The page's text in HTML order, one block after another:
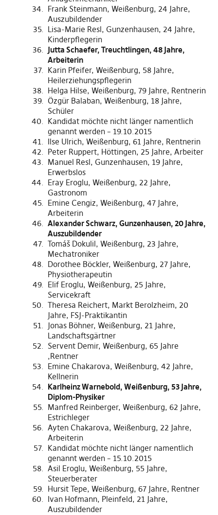
Frank Steinmann, Weißenburg, 24 Jahre,
Auszubildender
Lisa-Marie Resl, Gunzenhausen, 24 Jahre,
Kinderpflegerin
Jutta Schaefer, Treuchtlingen, 48 Jahre,
Arbeiterin
Karin Pfeifer, Weißenburg, 58 Jahre,
Heilerziehungspflegerin
Helga Hilse, Weißenburg, 79 Jahre, Rentnerin
Özgür Balaban, Weißenburg, 18 Jahre,
Schüler
Kandidat möchte nicht länger namentlich
genannt werden – 19.10.2015
Ilse Ulrich, Weißenburg, 61 Jahre, Rentnerin
Peter Ruppert, Höttingen, 25 Jahre, Arbeiter
Manuel Resl, Gunzenhausen, 19 Jahre,
Erwerbslos
Eray Eroglu, Weißenburg, 22 Jahre,
Gastronom
Emine Cengiz, Weißenburg, 47 Jahre,
Arbeiterin
Alexander Schwarz, Gunzenhausen, 20 Jahre,
Auszubildender
Tomáš Dokulil, Weißenburg, 23 Jahre,
Mechatroniker
Dorothee Böckler, Weißenburg, 27 Jahre,
Physiotherapeutin
Elif Eroglu, Weißenburg, 25 Jahre,
Servicekraft
Theresa Reichert, Markt Berolzheim, 20
Jahre, FSJ-Praktikantin
Jonas Böhner, Weißenburg, 21 Jahre,
Landschaftsgärtner
Servent Demir, Weißenburg, 65 Jahre
,Rentner
Emine Chakarova, Weißenburg, 42 Jahre,
Kellnerin
Karlheinz Warnebold, Weißenburg, 53 Jahre,
Diplom-Physiker
Manfred Reinberger, Weißenburg, 62 Jahre,
Estrichleger
Ayten Chakarova, Weißenburg, 22 Jahre,
Arbeiterin
Kandidat möchte nicht länger namentlich
genannt werden – 15.10.2015
Asil Eroglu, Weißenburg, 55 Jahre,
Steuerberater
Hursit Tepe, Weißenburg, 67 Jahre, Rentner
Ivan Hofmann, Pleinfeld, 21 Jahre,
Auszubildender